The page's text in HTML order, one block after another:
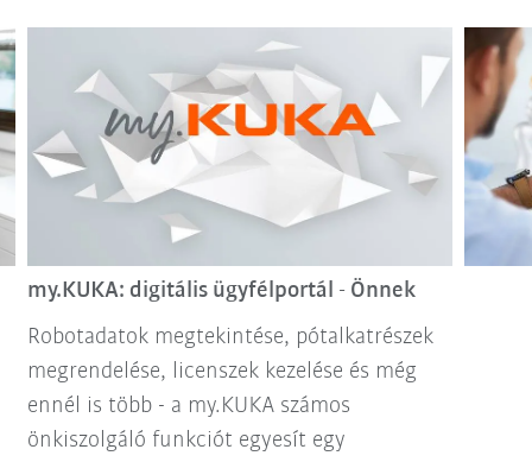
my.KUKA: digitális ügyfélportál - Önnek
Robotadatok megtekintése, pótalkatrészek
megrendelése, licenszek kezelése és még
ennél is több - a my.KUKA számos
önkiszolgáló funkciót egyesít egy